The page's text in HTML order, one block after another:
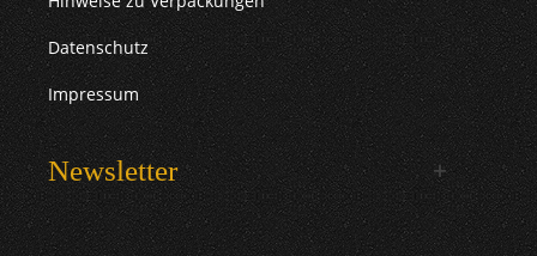
Datenschutz
Impressum
Newsletter